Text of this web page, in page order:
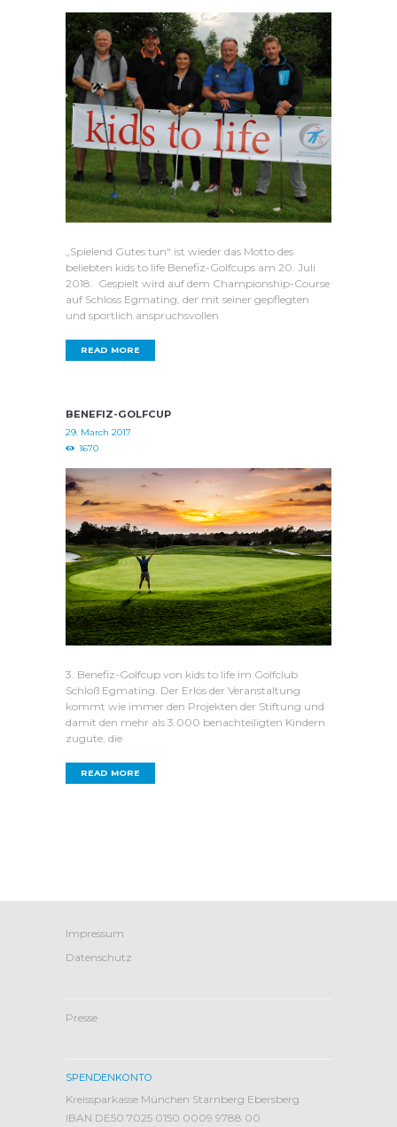
„Spielend Gutes tun“ ist wieder das Motto des
beliebten kids to life Benefiz-Golfcups am 20. Juli
2018. Gespielt wird auf dem Championship-Course
auf Schloss Egmating, der mit seiner gepflegten
und sportlich anspruchsvollen
READ MORE
BENEFIZ-GOLFCUP
29. March 2017
1670
3. Benefiz-Golfcup von kids to life im Golfclub
Schloß Egmating. Der Erlös der Veranstaltung
kommt wie immer den Projekten der Stiftung und
damit den mehr als 3.000 benachteiligten Kindern
zugute, die
READ MORE
Impressum
Datenschutz
Presse
SPENDENKONTO
Kreissparkasse München Starnberg Ebersberg
IBAN DE50 7025 0150 0009 9788 00